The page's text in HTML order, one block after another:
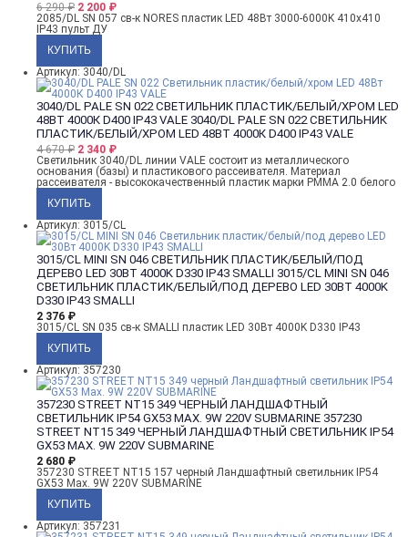
6 290₽ 2 200 ₽
2085/DL SN 057 св-к NORES пластик LED 48Вт 3000-6000K 410х410
IP43 пульт ДУ
Артикул: 3040/DL
3040/DL PALE SN 022 СВЕТИЛЬНИК ПЛАСТИК/БЕЛЫЙ/ХРОМ LED
48ВТ 4000К D400 IP43 VALE 3040/DL PALE SN 022 СВЕТИЛЬНИК
ПЛАСТИК/БЕЛЫЙ/ХРОМ LED 48ВТ 4000К D400 IP43 VALE
4 670₽ 2 340 ₽
Светильник 3040/DL линии VALE состоит из металлического
основания (базы) и пластикового рассеивателя. Материал
рассеивателя - высококачественный пластик марки PMMA 2.0 белого
Артикул: 3015/CL
3015/CL MINI SN 046 СВЕТИЛЬНИК ПЛАСТИК/БЕЛЫЙ/ПОД
ДЕРЕВО LED 30ВТ 4000K D330 IP43 SMALLI 3015/CL MINI SN 046
СВЕТИЛЬНИК ПЛАСТИК/БЕЛЫЙ/ПОД ДЕРЕВО LED 30ВТ 4000K
D330 IP43 SMALLI
2 376 ₽
3015/CL SN 035 св-к SMALLI пластик LED 30Вт 4000K D330 IP43
Артикул: 357230
357230 STREET NT15 349 ЧЕРНЫЙ ЛАНДШАФТНЫЙ
СВЕТИЛЬНИК IP54 GX53 MAX. 9W 220V SUBMARINE 357230
STREET NT15 349 ЧЕРНЫЙ ЛАНДШАФТНЫЙ СВЕТИЛЬНИК IP54
GX53 MAX. 9W 220V SUBMARINE
2 680 ₽
357230 STREET NT15 157 черный Ландшафтный светильник IP54
GX53 Max. 9W 220V SUBMARINE
Артикул: 357231